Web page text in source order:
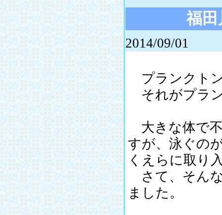
福
2014/09/01
プランクト
それがプラ
大きな体で
すが、泳ぐの
くえらに取り
さて、そん
ました。